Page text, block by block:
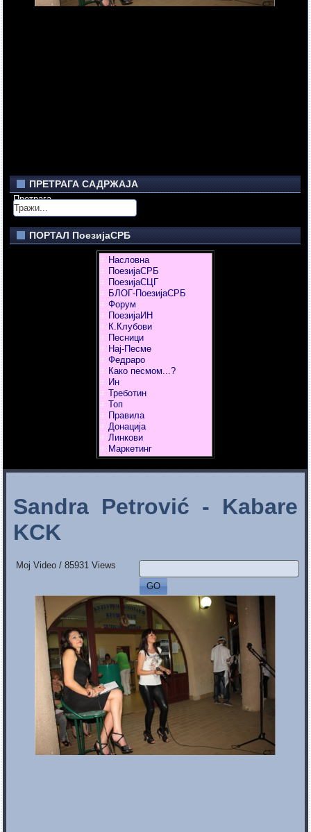
ПРЕТРАГА САДРЖАЈА
Претрага
ПОРТАЛ ПоезијаСРБ
Насловна
ПоезијаСРБ
ПоезијаСЦГ
БЛОГ-ПоезијаСРБ
Форум
ПоезијаИН
К.Клубови
Песници
Нај-Песме
Федраро
Како песмом...?
Ин
Треботин
Топ
Правила
Донација
Линкови
Маркетинг
Sandra Petrović - Kabare
KCK
Moj Video /85931 Views
GO